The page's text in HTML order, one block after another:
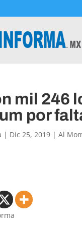
mil 246
por
| Dic 25, 2019 |Al